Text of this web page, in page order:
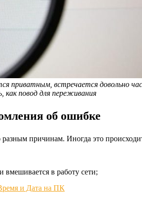
приватным, встречается довольно
как повод для переживания
об ошибке
причинам. Иногда это
вмешивается в работу сети;